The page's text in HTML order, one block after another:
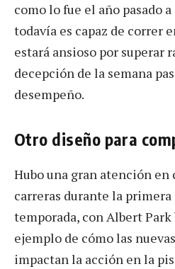
como lo fue el año pasado
todavía es capaz de correr
estará ansioso por superar
decepción de la semana
desempeño.
Otro diseño para
Hubo una gran atención en
carreras durante la primera
temporada, con Albert
ejemplo de cómo las
impactan la acción en la